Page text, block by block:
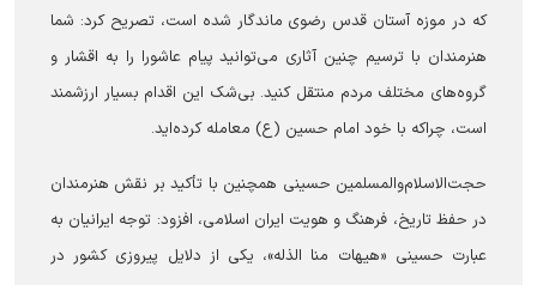
که در موزه آستان قدس رضوی ماندگار شده است، تصریح کرد: شما
هنرمندان با ترسیم چنین آثاری می‌توانید پیام عاشورا را به اقشار و
گروه‌های مختلف مردم منتقل کنید. بی‌شک این اقدام بسیار ارزشمند
است، چراکه با خود امام حسین (ع) معامله کرده‌اید.
حجت‌الاسلام‌والمسلمین حسینی همچنین با تأکید بر نقش هنرمندان
در حفظ تاریخ، فرهنگ و هویت ایران اسلامی، افزود: توجه ایرانیان به
عبارت حسینی «هیهات منا الذله»، یکی از دلایل پیروزی کشور در